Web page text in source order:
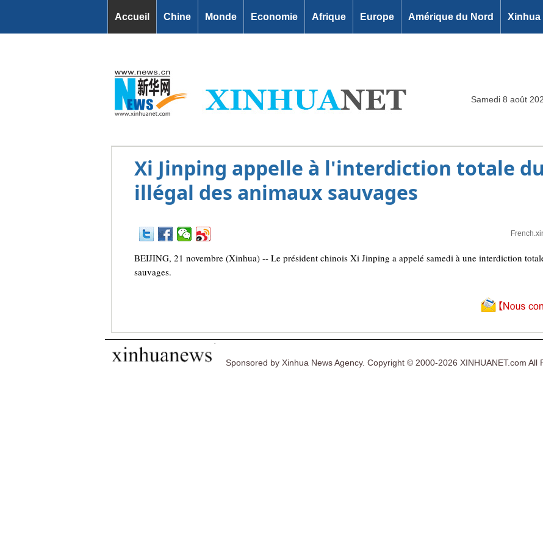
Accueil Chine Monde Economie Afrique Europe Amérique du Nord Xinhua
Samedi 8 août
Xi Jinping appelle à l'interdiction totale
illégal des animaux sauvages
BEIJING, 21 novembre (Xinhua) -- Le président chinois Xi Jinping a appelé samedi à une interdiction
sauvages.
Sponsored by Xinhua News Agency. Copyright © 2000-2026 XINHUANET.com All